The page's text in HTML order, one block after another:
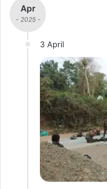
Apr
- 2025 -
3 April